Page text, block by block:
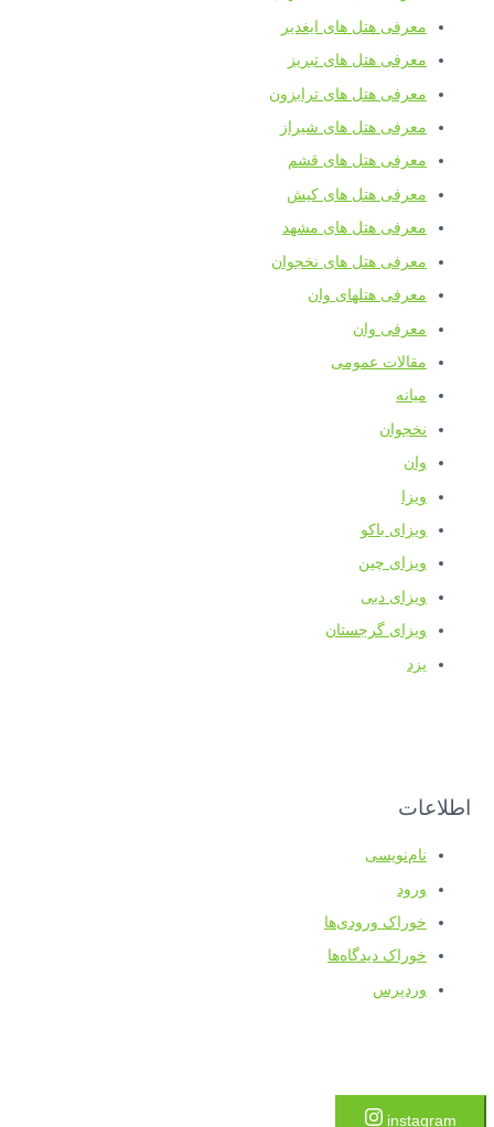
هتل های ایغدیر
هتل های تبریز
هتل های ترابزون
هتل های شیراز
هتل های قشم
هتل های کیش
هتل های مشهد
هتل های نخجوان
هتلهای وان
وان
عمومی
باکو
چین
دبی
گرجستان
ورودی‌ها
دیدگاه‌ها